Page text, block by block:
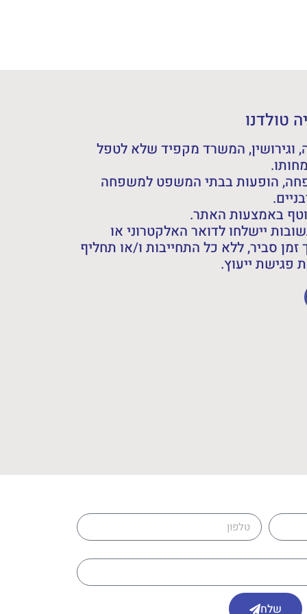
טולדנו
וגירושין, המשרד מקפיד שלא לטפל
הופעות בבתי המשפט למשפחה
באמצעות האתר.
יישלחו לדואר האלקטרוני או
זמן סביר, ללא כל התחייבות ו/או תחליף
ייעוץ.
שלח